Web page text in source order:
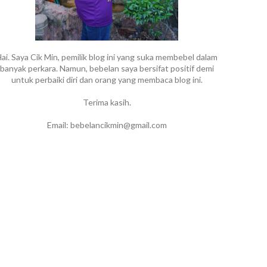
Saya Cik Min, pemilik blog ini yang suka membebel dalam
banyak perkara. Namun, bebelan saya bersifat positif demi
untuk perbaiki diri dan orang yang membaca blog ini.
Terima kasih.
Email: bebelancikmin@gmail.com